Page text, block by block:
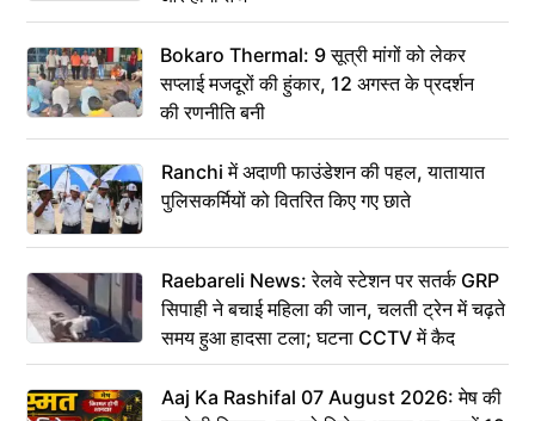
Bokaro Thermal: 9 सूत्री मांगों को लेकर
सप्लाई मजदूरों की हुंकार, 12 अगस्त के प्रदर्शन
की रणनीति बनी
Ranchi में अदाणी फाउंडेशन की पहल, यातायात
पुलिसकर्मियों को वितरित किए गए छाते
Raebareli News: रेलवे स्टेशन पर सतर्क GRP
सिपाही ने बचाई महिला की जान, चलती ट्रेन में चढ़ते
समय हुआ हादसा टला; घटना CCTV में कैद
Aaj Ka Rashifal 07 August 2026: मेष की